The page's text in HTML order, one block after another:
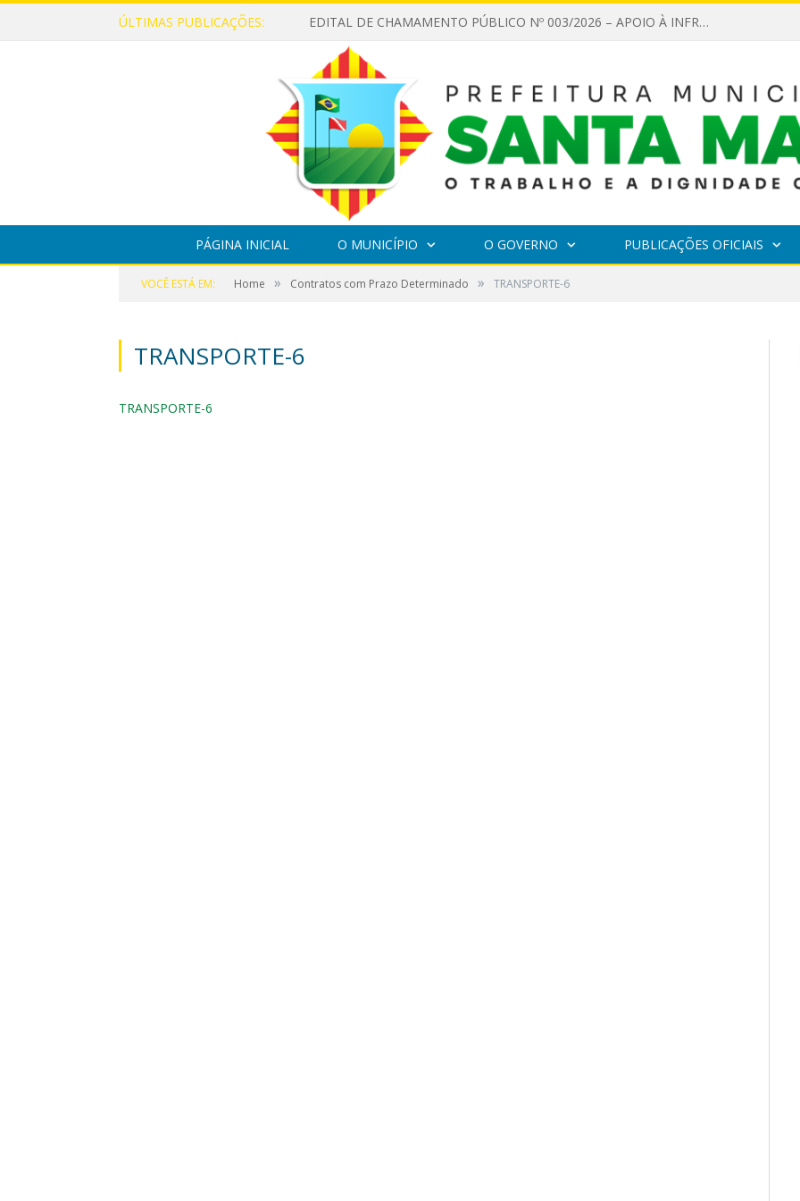
ÚLTIMAS PUBLICAÇÕES: EDITAL DE CHAMAMENTO PÚBLICO Nº 003/2026 – APOIO À INFRAESTRUTURA CULTURAL
PÁGINA INICIAL O MUNICÍPIO O GOVERNO PUBLICAÇÕES OFICIAIS
VOCÊ ESTÁ EM: Home » Contratos com Prazo Determinado » TRANSPORTE-6
TRANSPORTE-6
TRANSPORTE-6